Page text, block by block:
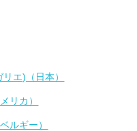
エ)（日本）
リカ）
ルギー）